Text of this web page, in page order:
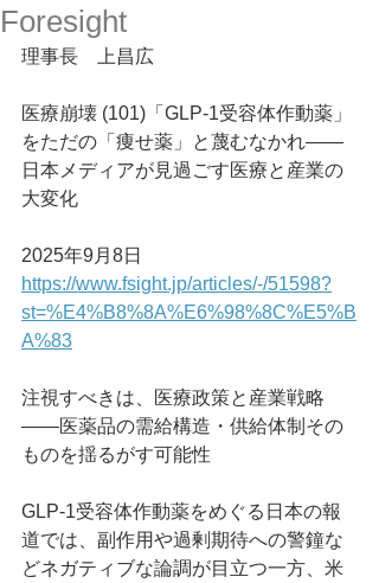
Foresight
理事長　上昌広
医療崩壊 (101)「GLP-1受容体作動薬」
をただの「痩せ薬」と蔑むなかれ――
日本メディアが見過ごす医療と産業の
大変化
2025年9月8日
https://www.fsight.jp/articles/-/51598?
st=%E4%B8%8A%E6%98%8C%E5%B
A%83
注視すべきは、医療政策と産業戦略
――医薬品の需給構造・供給体制その
ものを揺るがす可能性
GLP-1受容体作動薬をめぐる日本の報
道では、副作用や過剰期待への警鐘な
どネガティブな論調が目立つ一方、米